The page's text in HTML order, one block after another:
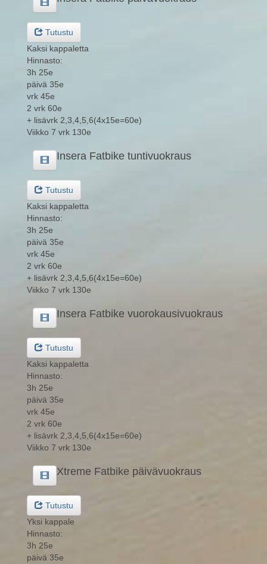
Tutustu
Kaksi kappaletta
Hinnasto:
3h 25e
päivä 35e
vrk 45e
2 vrk 60e
+ lisävrk 2,3,4,5,6(4x15e=60e)
Viikko 7 vrk 130e
Insera Fatbike tuntivuokraus
Tutustu
Kaksi kappaletta
Hinnasto:
3h 25e
päivä 35e
vrk 45e
2 vrk 60e
+ lisävrk 2,3,4,5,6(4x15e=60e)
Viikko 7 vrk 130e
Insera Fatbike vuorokausivuokraus
Tutustu
Kaksi kappaletta
Hinnasto:
3h 25e
päivä 35e
vrk 45e
2 vrk 60e
+ lisävrk 2,3,4,5,6(4x15e=60e)
Viikko 7 vrk 130e
Xtreme Fatbike päivävuokraus
Tutustu
Yksi kappale
Hinnasto:
3h 25e
päivä 35e